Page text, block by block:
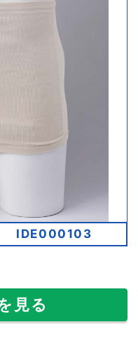
IDE000103
見る